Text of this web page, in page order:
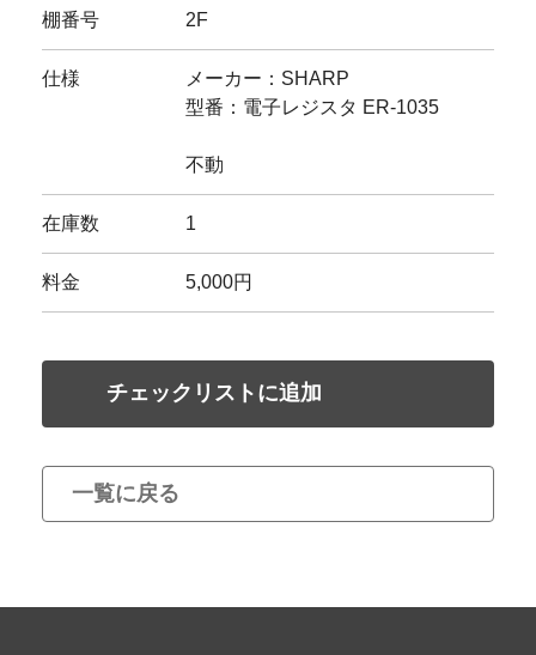
棚番号 2F
仕様
メーカー：SHARP
型番：電子レジスタ ER-1035
不動
在庫数 1
料金 5,000円
チェックリストに追加
一覧に戻る